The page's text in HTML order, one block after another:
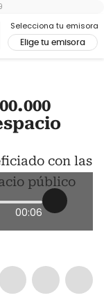
Selecciona tu emisora
Elige tu emisora
con las
público
00:06